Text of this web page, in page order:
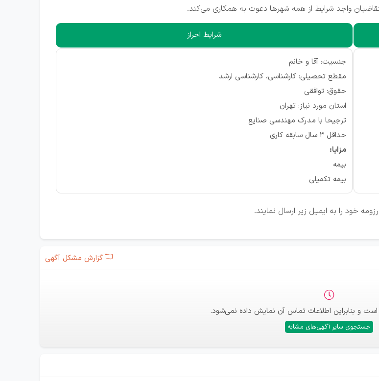
واجد شرایط از همه شهرها دعوت به همکاری می‌کند.
شرایط احراز
جنسیت: آقا و خانم
مقطع تحصیلی: کارشناسی، کارشناسی ارشد
حقوق: توافقی
استان مورد نیاز: تهران
ترجیحا با مدرک مهندسی صنایع
حداقل 3 سال سابقه کاری
مزایا:
بیمه
بیمه تکمیلی
خود را به ایمیل زیر ارسال نمایند.
گزارش مشکل آگهی
و بنابراین اطلاعات تماس آن نمایش داده نمی‌شود.
جستجوی سایر آگهی‌های مشابه